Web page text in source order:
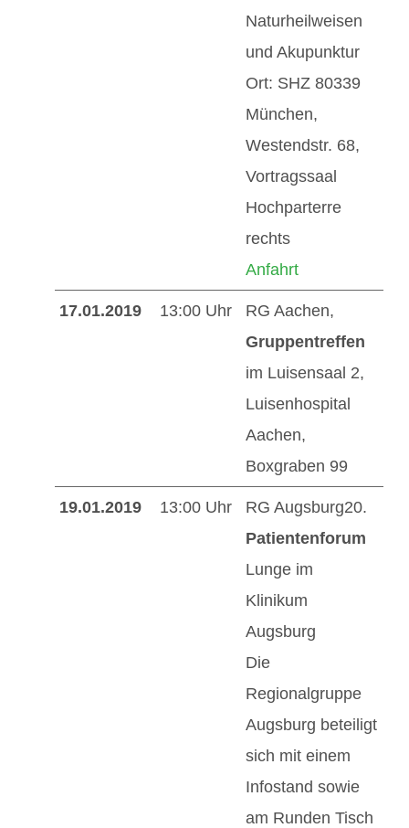
Naturheilweisen
und Akupunktur
Ort: SHZ 80339
München,
Westendstr. 68,
Vortragssaal
Hochparterre
rechts
Anfahrt
17.01.2019 13:00 Uhr
RG Aachen,
Gruppentreffen
im Luisensaal 2,
Luisenhospital
Aachen,
Boxgraben 99
19.01.2019 13:00 Uhr
RG Augsburg20.
Patientenforum
Lunge im
Klinikum
Augsburg
Die
Regionalgruppe
Augsburg beteiligt
sich mit einem
Infostand sowie
am Runden Tisch